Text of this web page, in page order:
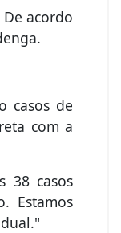
acordo
casos de
com a
38 casos
Estamos